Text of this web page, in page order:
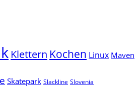
Klettern Kochen Linux Maven
Skatepark Slackline Slovenia